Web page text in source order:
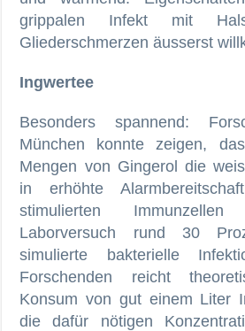
grippalen Infekt mit
Gliederschmerzen äusserst
Ingwertee
Besonders spannend:
München konnte zeigen,
Mengen von Gingerol die
in erhöhte
stimulierten
Laborversuch rund 30
simulierte bakterielle
Forschenden reicht
Konsum von gut einem Liter
die dafür nötigen